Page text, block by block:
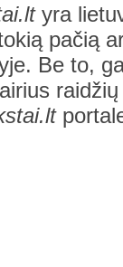
yra
pačią
Be to,